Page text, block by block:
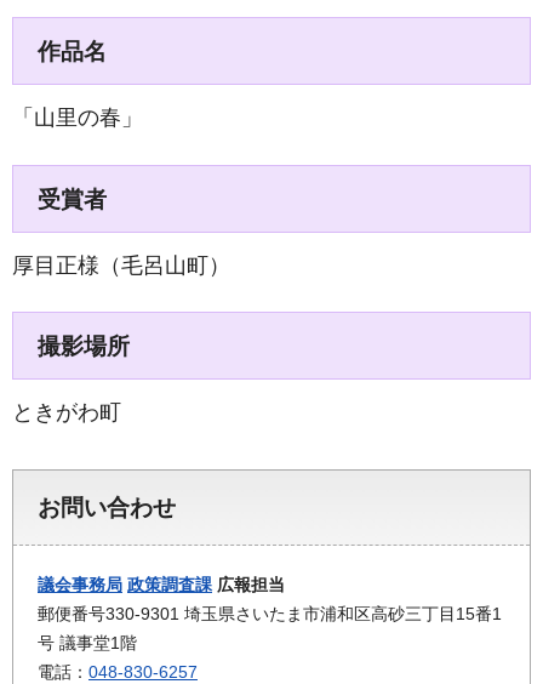
作品名
「山里の春」
受賞者
厚目正様（毛呂山町）
撮影場所
ときがわ町
お問い合わせ
議会事務局 政策調査課 広報担当
郵便番号330-9301 埼玉県さいたま市浦和区高砂三丁目15番1
号 議事堂1階
電話： 048-830-6257